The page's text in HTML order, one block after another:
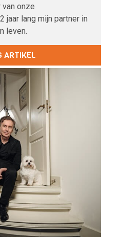
onze
jaar lang mijn partner in
leven.
ARTIKEL